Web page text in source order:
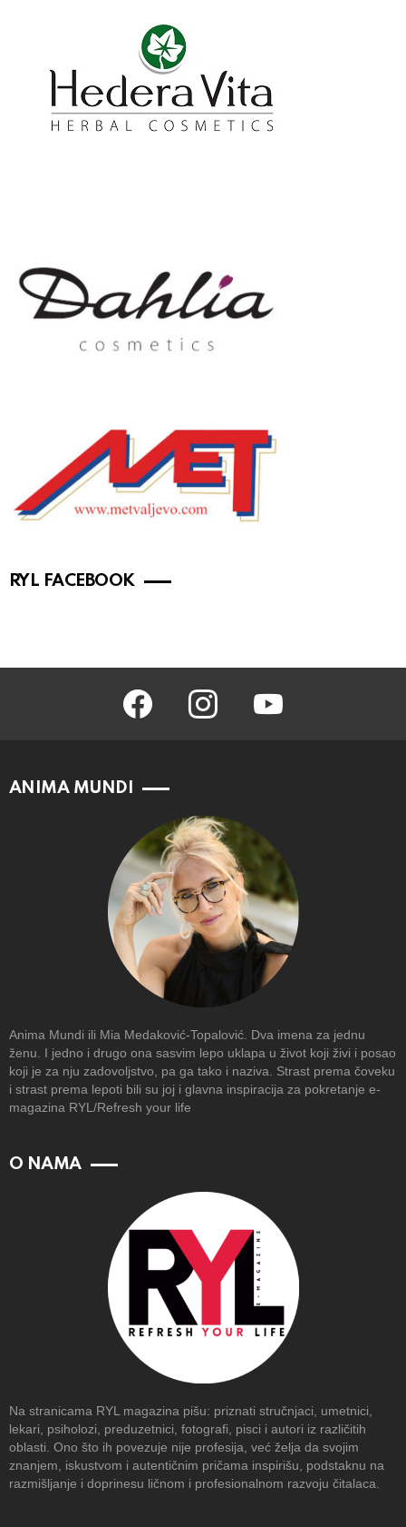
RYL FACEBOOK
facebook instagram
ANIMA MUNDI
Anima Mundi ili Mia Medaković-Topalović. Dva imena za jednu
ženu. I jedno i drugo ona sasvim lepo uklapa u život koji živi i posao
koji je za nju zadovoljstvo, pa ga tako i naziva. Strast prema čoveku
i strast prema lepoti bili su joj i glavna inspiracija za pokretanje e-
magazina RYL/Refresh your life
O NAMA
Na stranicama RYL magazina pišu: priznati stručnjaci, umetnici,
lekari, psiholozi, preduzetnici, fotografi, pisci i autori iz različitih
oblasti. Ono što ih povezuje nije profesija, već želja da svojim
znanjem, iskustvom i autentičnim pričama inspirišu, podstaknu na
razmišljanje i doprinesu ličnom i profesionalnom razvoju čitalaca.